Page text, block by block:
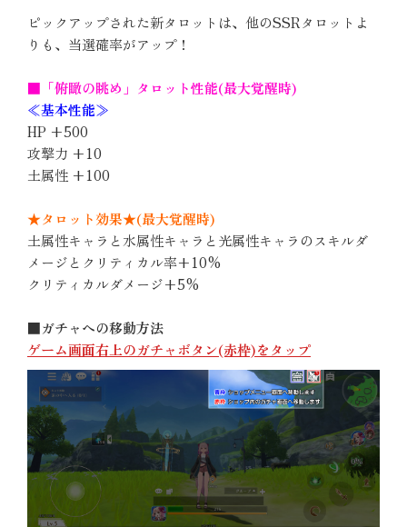
ピックアップされた新タロットは、他のSSRタロットよ
りも、当選確率がアップ！
■「俯瞰の眺め」タロット性能(最大覚醒時)
≪基本性能≫
HP +500
攻撃力 +10
土属性 +100
★タロット効果★(最大覚醒時)
土属性キャラと水属性キャラと光属性キャラのスキルダ
メージとクリティカル率+10%
クリティカルダメージ+5%
■ガチャへの移動方法
ゲーム画面右上のガチャボタン(赤枠)をタップ